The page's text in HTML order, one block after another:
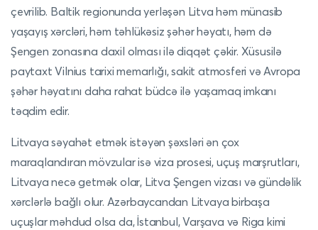
çevrilib. Baltik regionunda yerləşən Litva həm münasib
yaşayış xərcləri, həm təhlükəsiz şəhər həyatı, həm də
Şengen zonasına daxil olması ilə diqqət çəkir. Xüsusilə
paytaxt Vilnius tarixi memarlığı, sakit atmosferi və Avropa
şəhər həyatını daha rahat büdcə ilə yaşamaq imkanı
təqdim edir.
Litvaya səyahət etmək istəyən şəxsləri ən çox
maraqlandıran mövzular isə viza prosesi, uçuş marşrutları,
Litvaya necə getmək olar, Litva Şengen vizası və gündəlik
xərclərlə bağlı olur. Azərbaycandan Litvaya birbaşa
uçuşlar məhdud olsa da, İstanbul, Varşava və Riga kimi